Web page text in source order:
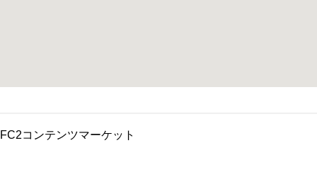
FC2コンテンツマーケット